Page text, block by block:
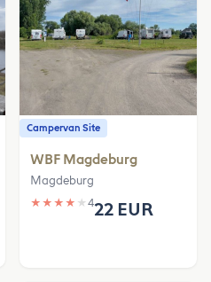
Campervan Site
WBF Magdeburg
Magdeburg
★ ★ ★ ★ ★ 422 EUR